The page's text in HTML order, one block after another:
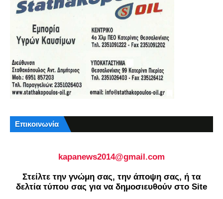
Επικοινωνία
kapanews2014@gmail.com
Στείλτε την γνώμη σας, την άποψη σας, ή τα
δελτία τύπου σας για να δημοσιευθούν στο Site